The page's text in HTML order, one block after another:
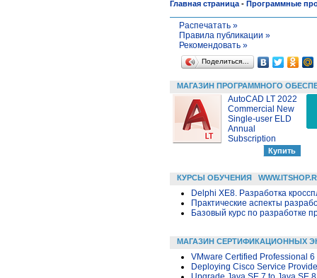
Главная страница - Программные
Распечатать »
Правила публикации »
Рекомендовать »
Поделиться…
МАГАЗИН ПРОГРАММНОГО
AutoCAD LT 2022
Commercial New
Single-user ELD
Annual
Subscription
КУРСЫ ОБУЧЕНИЯ
Delphi XE8. Разработка
Практические аспекты
Базовый курс по разработке
МАГАЗИН СЕРТИФИКАЦИОННЫХ
VMware Certified Professional
Deploying Cisco Service